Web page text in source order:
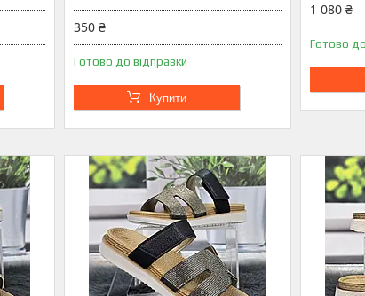
350 ₴
Готово до відправки
Купити
1 080 ₴
Готово